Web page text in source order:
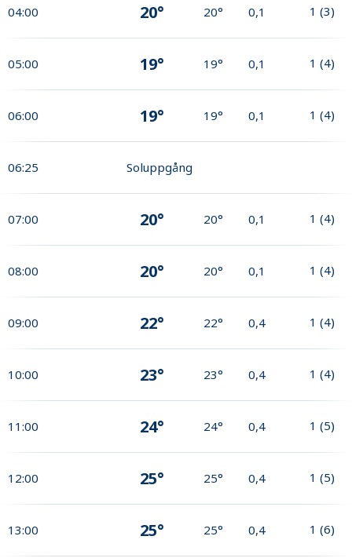
04:00 20° 20° 0,1 1 (3)
05:00 19° 19° 0,1 1 (4)
06:00 19° 19° 0,1 1 (4)
06:25 Soluppgång
07:00 20° 20° 0,1 1 (4)
08:00 20° 20° 0,1 1 (4)
09:00 22° 22° 0,4 1 (4)
10:00 23° 23° 0,4 1 (4)
11:00 24° 24° 0,4 1 (5)
12:00 25° 25° 0,4 1 (5)
13:00 25° 25° 0,4 1 (6)